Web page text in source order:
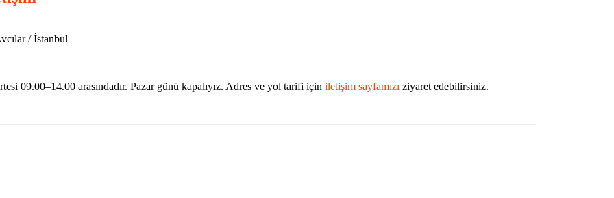
/ İstanbul
09.00–14.00 arasındadır. Pazar günü kapalıyız. Adres ve yol tarifi için iletişim sayfamızı ziyaret edebilirsiniz.